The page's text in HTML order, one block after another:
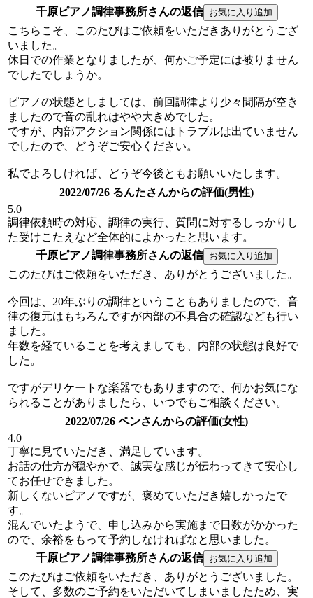
千原ピアノ調律事務所さんの返信
こちらこそ、このたびはご依頼をいただきありがとうござ
いました。
休日での作業となりましたが、何かご予定には被りません
でしたでしょうか。
ピアノの状態としましては、前回調律より少々間隔が空き
ましたので音の乱れはやや大きめでした。
ですが、内部アクション関係にはトラブルは出ていません
でしたので、どうぞご安心ください。
私でよろしければ、どうぞ今後ともお願いいたします。
2022/07/26 るんたさんからの評価(男性)
5.0
調律依頼時の対応、調律の実行、質問に対するしっかりし
た受けこたえなど全体的によかったと思います。
千原ピアノ調律事務所さんの返信
このたびはご依頼をいただき、ありがとうございました。
今回は、20年ぶりの調律ということもありましたので、音
律の復元はもちろんですが内部の不具合の確認なども行い
ました。
年数を経ていることを考えましても、内部の状態は良好で
した。
ですがデリケートな楽器でもありますので、何かお気にな
られることがありましたら、いつでもご相談ください。
2022/07/26 ペンさんからの評価(女性)
4.0
丁寧に見ていただき、満足しています。
お話の仕方が穏やかで、誠実な感じが伝わってきて安心し
てお任せできました。
新しくないピアノですが、褒めていただき嬉しかったで
す。
混んでいたようで、申し込みから実施まで日数がかかった
ので、余裕をもって予約しなければなと思いました。
千原ピアノ調律事務所さんの返信
このたびはご依頼をいただき、ありがとうございました。
そして、多数のご予約をいただいてしまいましたため、実